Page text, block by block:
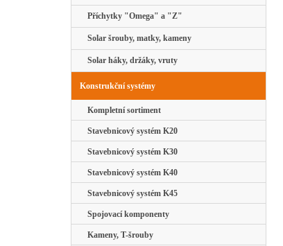
Příchytky "Omega" a "Z"
Solar šrouby, matky, kameny
Solar háky, držáky, vruty
Konstrukční systémy
Kompletní sortiment
Stavebnicový systém K20
Stavebnicový systém K30
Stavebnicový systém K40
Stavebnicový systém K45
Spojovací komponenty
Kameny, T-šrouby